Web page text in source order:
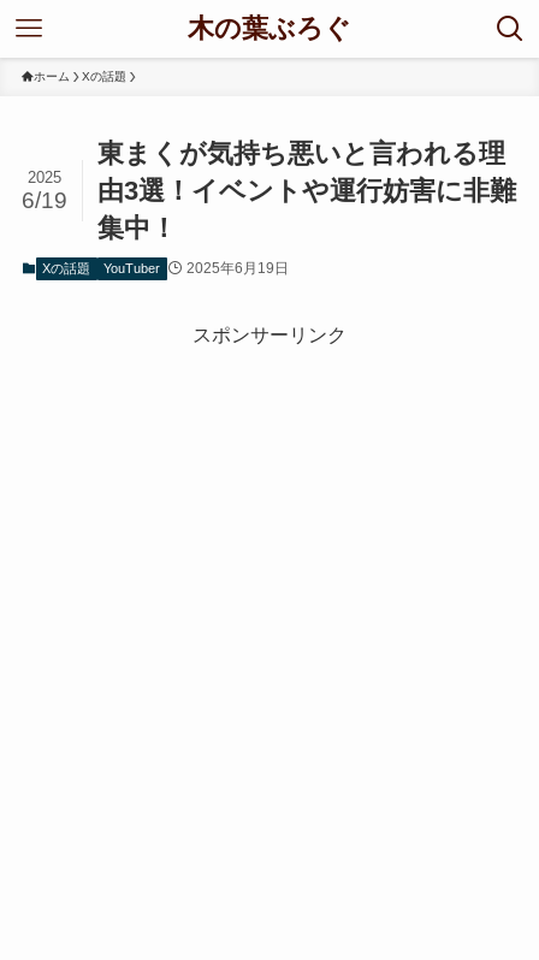
木の葉ぶろぐ
ホーム Xの話題
東まくが気持ち悪いと言われる理
由3選！イベントや運行妨害に非難
集中！
2025
6/19
Xの話題 YouTuber 2025年6月19日
スポンサーリンク